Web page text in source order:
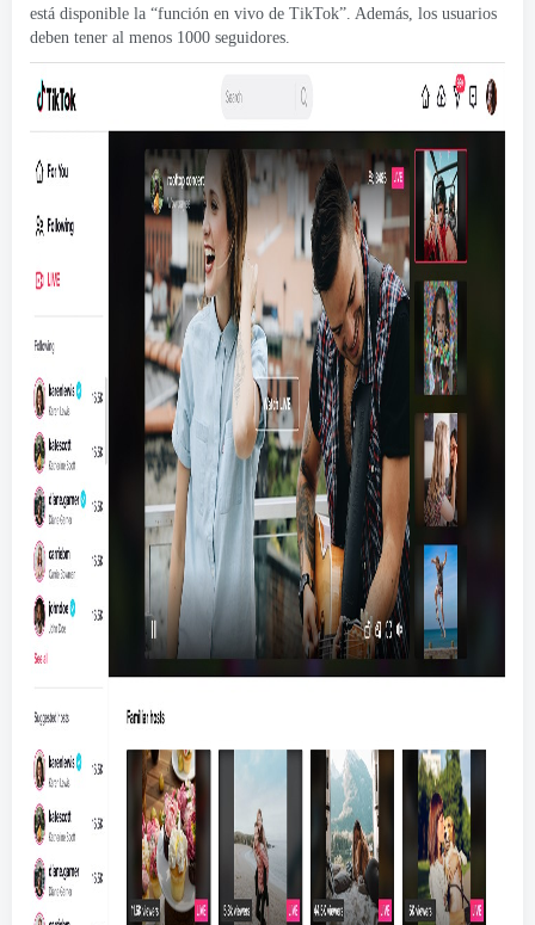
está disponible la “función en vivo de TikTok”. Además, los usuarios
deben tener al menos 1000 seguidores.